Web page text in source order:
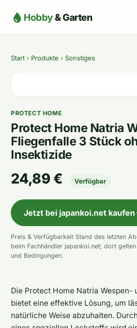
Hobby& Garten
Start › Produkte › Sonstiges
PROTECT HOME
Protect Home Natria
Fliegenfalle 3 Stück
Insektizide
24,89 € Verfügbar
Jetzt bei japankoi.net kaufen
Preis & Verfügbarkeit Stand des letzten
beim Fachhändler japankoi.net; dort
und Bedingungen.
Die Protect Home Natria Wespen-
bietet eine effektive Lösung, um
natürliche Weise abzuhalten.